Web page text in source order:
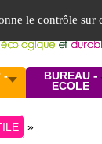
le contrôle sur
-
BUREAU -
ECOLE
»